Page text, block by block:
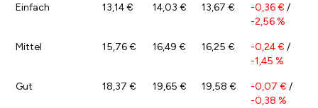
Einfach 13,14 € 14,03 € 13,67 € -0,36 € /
-2,56 %
Mittel 15,76 € 16,49 € 16,25 € -0,24 € /
-1,45 %
Gut 18,37 € 19,65 € 19,58 € -0,07 € /
-0,38 %